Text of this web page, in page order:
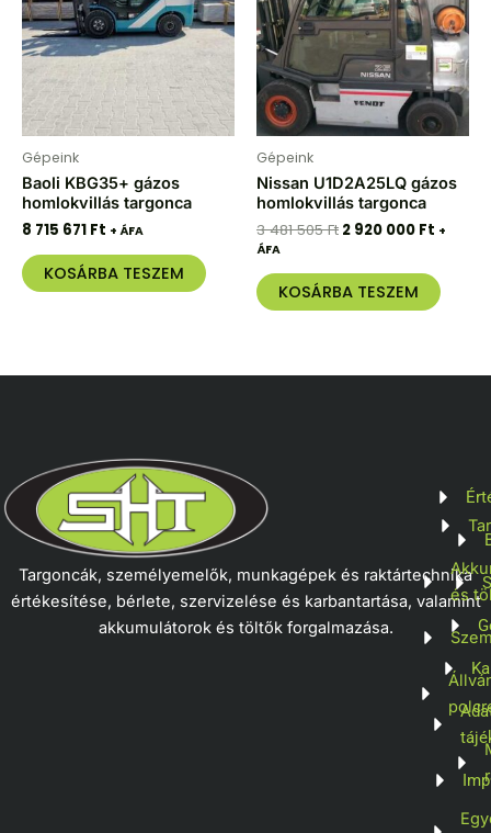
Gépeink
Baoli KBG35+ gázos
homlokvillás targonca
8 715 671 Ft + ÁFA
KOSÁRBA TESZEM
Gépeink
Nissan U1D2A25LQ gázos
homlokvillás targonca
3 481 505Ft
481
505 Ft.
2 920 000 Ft
920
000 Ft.
+
ÁFA
KOSÁRBA TESZEM
Targoncák, személyemelők, munkagépek és raktártechnika
értékesítése, bérlete, szervizelése és karbantartása, valamint
akkumulátorok és töltők forgalmazása.
és